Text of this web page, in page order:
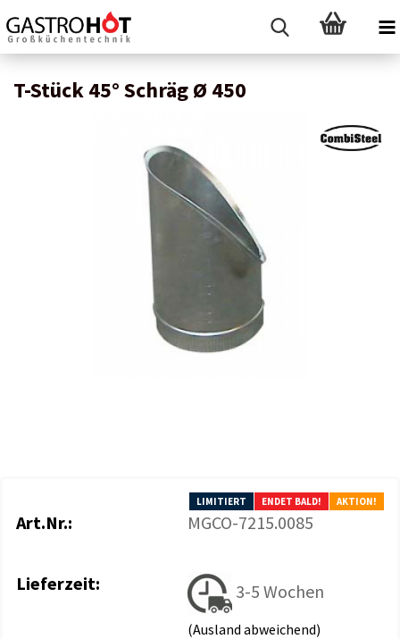
T-Stück 45° Schräg Ø 450
LIMITIERT ENDET BALD! AKTION!
Art.Nr.: MGCO-7215.0085
Lieferzeit: 3-5 Wochen
(Ausland abweichend)